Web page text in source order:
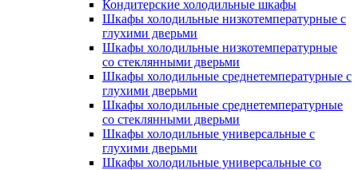
Кондитерские холодильные шкафы
Шкафы холодильные низкотемпературные с
глухими дверьми
Шкафы холодильные низкотемпературные
со стеклянными дверьми
Шкафы холодильные среднетемпературные с
глухими дверьми
Шкафы холодильные среднетемпературные
со стеклянными дверьми
Шкафы холодильные универсальные с
глухими дверьми
Шкафы холодильные универсальные со